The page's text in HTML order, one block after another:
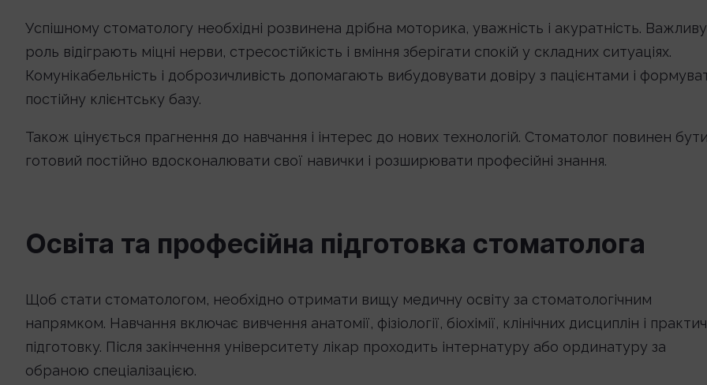
Успішному стоматологу необхідні розвинена дрібна моторика, уважність і акуратність. Важливу
роль відіграють міцні нерви, стресостійкість і вміння зберігати спокій у складних ситуаціях.
Комунікабельність і доброзичливість допомагають вибудовувати довіру з пацієнтами і
постійну клієнтську базу.
Також цінується прагнення до навчання і інтерес до нових технологій. Стоматолог повинен бути
готовий постійно вдосконалювати свої навички і розширювати професійні знання.
Освіта та професійна підготовка стоматолога
Щоб стати стоматологом, необхідно отримати вищу медичну освіту за стоматологічним
напрямком. Навчання включає вивчення анатомії, фізіології, біохімії, клінічних дисциплін і
підготовку. Після закінчення університету лікар проходить інтернатуру або ординатуру за
обраною спеціалізацією.